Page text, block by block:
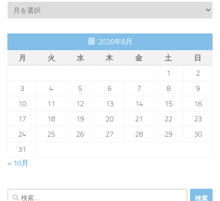
Archive
2026年8月
月
火 水 木 金 土
日
1
2
3
4 5 6 7 8
9
10
11 12 13 14 15
16
17
18 19 20 21 22
23
24
25 26 27 28 29
30
31
« 10月
検